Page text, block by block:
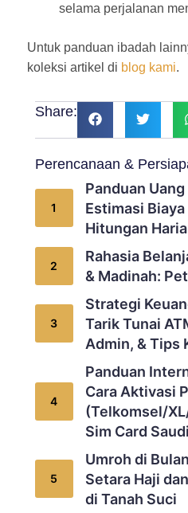
selama perjalanan
Untuk panduan ibadah
koleksi artikel di blog kami.
Share:
Perencanaan &
Panduan
Estimasi Biaya
Hitungan
Rahasia
& Madinah:
Strategi
Tarik Tunai
Admin, & Tips
Panduan
Cara Aktivasi
(Telkomsel/
Sim Card Saudi
Umroh di
Setara Haji
di Tanah Suci